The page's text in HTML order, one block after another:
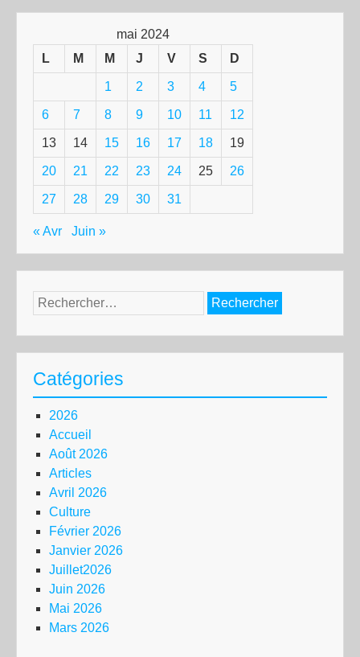
mai 2024
L
M M J V S D
1 2 3 4 5
6 7 8 9 10 11 12
13 14 15 16 17 18 19
20 21 22 23 24 25 26
27 28 29 30 31
« Avr Juin »
Rechercher :
Catégories
2026
Accueil
Août 2026
Articles
Avril 2026
Culture
Février 2026
Janvier 2026
Juillet2026
Juin 2026
Mai 2026
Mars 2026